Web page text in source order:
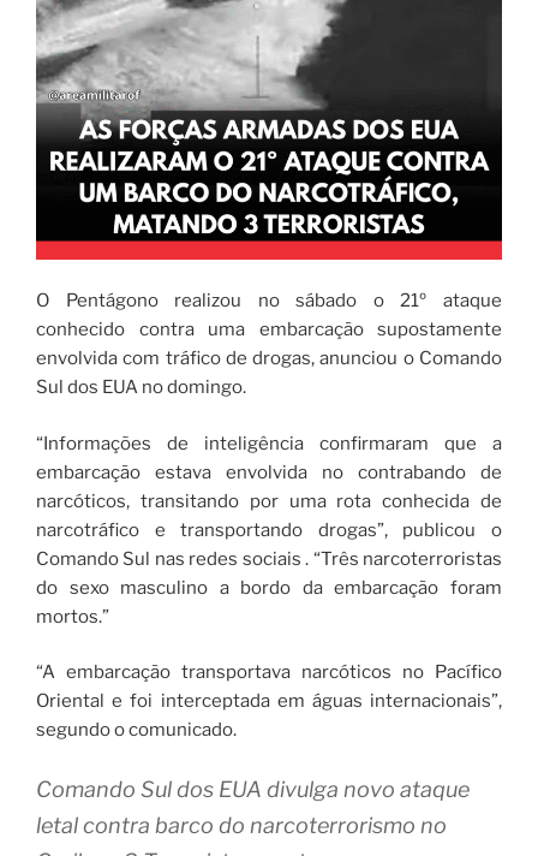
O Pentágono realizou no sábado o 21º ataque
conhecido contra uma embarcação supostamente
envolvida com tráfico de drogas, anunciou o Comando
Sul dos EUA no domingo.
“Informações de inteligência confirmaram que a
embarcação estava envolvida no contrabando de
narcóticos, transitando por uma rota conhecida de
narcotráfico e transportando drogas”, publicou o
Comando Sul nas redes sociais . “Três narcoterroristas
do sexo masculino a bordo da embarcação foram
mortos.”
“A embarcação transportava narcóticos no Pacífico
Oriental e foi interceptada em águas internacionais”,
segundo o comunicado.
Comando Sul dos EUA divulga novo ataque
letal contra barco do narcoterrorismo no